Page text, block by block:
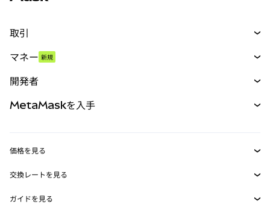
取引
パーペチュアル
RWA
マネー 新規
開発者
MetaMask Connect
Snaps
MetaMaskを入手
セキュリティ
価格を見る
イーサリアムの価格
Solanaの価格
交換レートを見る
ETH→USD
ガイドを見る